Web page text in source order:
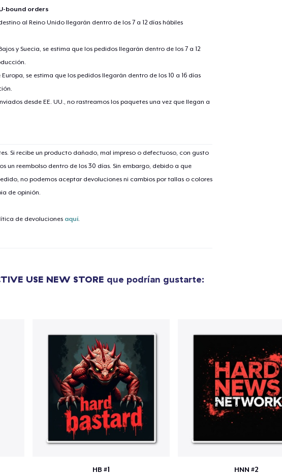
bound orders
al Reino Unido llegarán dentro de los 7 a 12 días hábiles
y Suecia, se estima que los pedidos llegarán dentro de los 7 a 12
se estima que los pedidos llegarán dentro de los 10 a 16 días
desde EE. UU., no rastreamos los paquetes una vez que llegan a
Si recibe un producto dañado, mal impreso o defectuoso, con gusto
un reembolso dentro de los 30 días. Sin embargo, debido a que
no podemos aceptar devoluciones ni cambios por tallas o colores
de opinión.
de devoluciones aquí.
USE NEW STORE que podrían gustarte:
HB #1 HNN #2
40,99 US$
Unisex Premium Pullover Hoodie
40,99 US$
Comfort Tee
23,99 US$
Mug
15,99 US$
32,99 US$